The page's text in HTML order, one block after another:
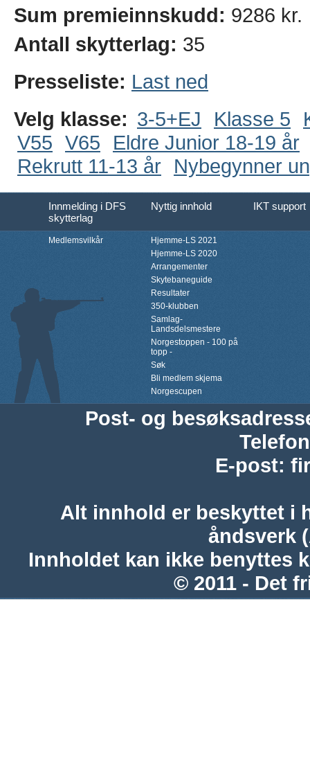
Sum premieinnskudd: 9286 kr.
Antall skytterlag: 35
Presseliste: Last ned
Velg klasse: 3-5+EJ Klasse 5
V55 V65
Eldre Junior 18-19 år
Rekrutt 11-13 år
Nybegynner
Innmelding i DFS
skytterlag
Nyttig innhold IKT support
Medlemsvilkår
Hjemme-LS 2021
Hjemme-LS 2020
Arrangementer
Skytebaneguide
Resultater
350-klubben
Samlag-
Landsdelsmestere
Norgestoppen - 100 på
topp -
Søk
Bli medlem skjema
Norgescupen
Post- og
Telefon
E-post:
Alt innhold er beskyttet i
åndsverk
Innholdet kan ikke benyttes
© 2011 - Det